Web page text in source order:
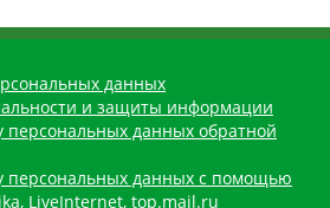
данных
и защиты информации
персональных данных обратной
персональных данных с помощью
LiveInternet, top.mail.ru